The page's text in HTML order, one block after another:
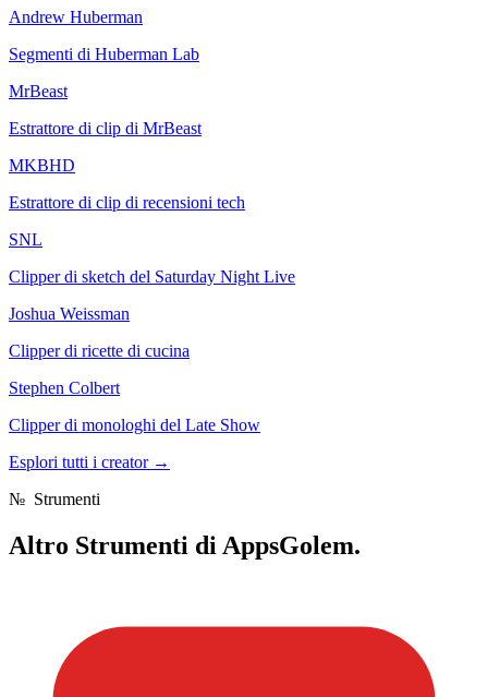
Andrew Huberman
Segmenti di Huberman Lab
MrBeast
Estrattore di clip di MrBeast
MKBHD
Estrattore di clip di recensioni tech
SNL
Clipper di sketch del Saturday Night Live
Joshua Weissman
Clipper di ricette di cucina
Stephen Colbert
Clipper di monologhi del Late Show
Esplori tutti i creator →
№ Strumenti
Altro Strumenti di AppsGolem.